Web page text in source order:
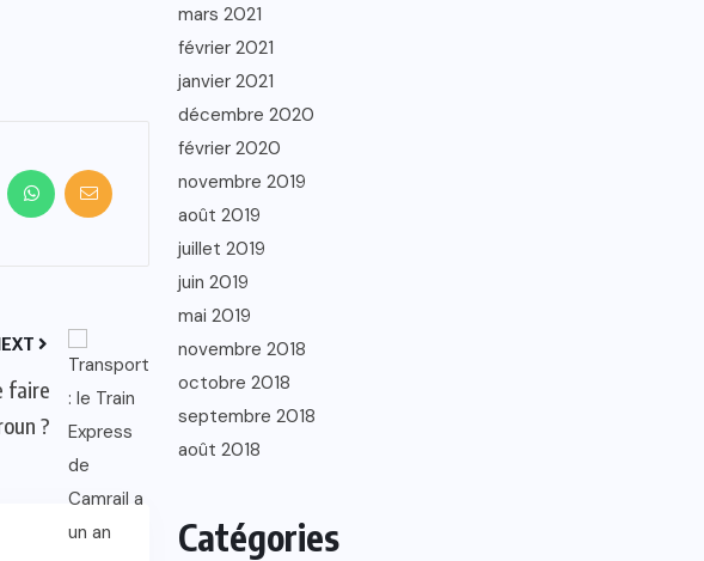
faire
?
mars 2021
février 2021
janvier 2021
décembre 2020
février 2020
novembre 2019
août 2019
juillet 2019
juin 2019
mai 2019
novembre 2018
octobre 2018
septembre 2018
août 2018
Catégories